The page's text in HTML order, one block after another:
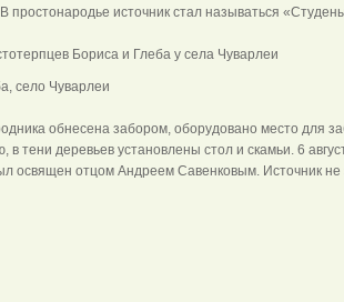
источник стал называться
Бориса и Глеба у села Чуварлеи
обнесена забором, оборудовано место для
тени деревьев установлены стол и скамьи. 6
освящен отцом Андреем Савенковым. Источник не